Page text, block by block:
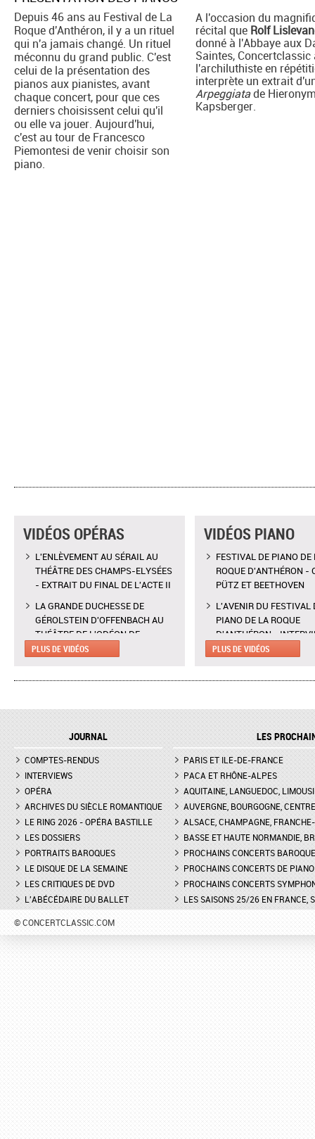
Depuis 46 ans au Festival de La
Roque d'Anthéron, il y a un rituel
qui n'a jamais changé. Un rituel
méconnu du grand public. C'est
celui de la présentation des
pianos aux pianistes, avant
chaque concert, pour que ces
derniers choisissent celui qu'il
ou elle va jouer. Aujourd'hui,
c'est au tour de Francesco
Piemontesi de venir choisir son
piano.
A l'occasion du
récital que Rolf
donné à l'Abbaye aux
Saintes,
l'archiluthiste en
interprète un extrait
Arpeggiatade
Kapsberger.
VIDÉOS OPÉRAS
L'ENLÈVEMENT AU SÉRAIL AU
THÉÂTRE DES CHAMPS-ELYSÉES
- EXTRAIT DU FINAL DE L'ACTE II
LA GRANDE DUCHESSE DE
GÉROLSTEIN D'OFFENBACH AU
THÉÂTRE DE L'ODÉON DE
MARSEILLE - EXTRAIT DE "AH !
L'ENLÈVEMENT AU SÉRAIL AU
- INTERVIEW DE MANON
LA GRANDE DUCHESSE DE
GÉROLSTEIN D'OFFENBACH AU
THÉÂTRE DE L'ODÉON DE
MARSEILLE - INTERVIEW D'YVES
COUDRAY, METTEUR EN SCÈN
DON GIOVANNI À L'OPÉRA DE
MONTPELLIER - EXTRAIT DE
"TREMA, TREMA, O SCELLERATO!"
PLUS DE VIDÉOS
VIDÉOS PIANO
FESTIVAL DE PIANO DE
ROQUE D'ANTHÉRON -
PÜTZ ET BEETHOVEN
L'AVENIR DU FESTIVAL
PIANO DE LA ROQUE
D'ANTHÉRON -
CLAIRE DÉSERT, CO-
MARTINA MEOLA
BUNIATISHVILI AU
D'ANTHÉRON
FESTIVAL DE PIANO DE
ROQUE D'ANTHÉON -
DE LA PRÉSENTATION
PIANOS
FESTIVAL CHOPIN À
INTERVIEW DE CLAIRE-
GUAY
PLUS DE VIDÉOS
JOURNAL
COMPTES-RENDUS
INTERVIEWS
OPÉRA
ARCHIVES DU SIÈCLE ROMANTIQUE
LE RING 2026 - OPÉRA BASTILLE
LES DOSSIERS
PORTRAITS BAROQUES
LE DISQUE DE LA SEMAINE
LES CRITIQUES DE DVD
L'ABÉCÉDAIRE DU BALLET
LES
PARIS ET ILE-DE-FRANCE
PACA ET RHÔNE-ALPES
AQUITAINE, LANGUEDOC,
AUVERGNE, BOURGOGNE, CENTRE
ALSACE, CHAMPAGNE,
BASSE ET HAUTE NORMANDIE,
PROCHAINS CONCERTS
PROCHAINS CONCERTS DE PIANO
PROCHAINS CONCERTS
LES SAISONS 25/26 EN FRANCE,
© CONCERTCLASSIC.COM